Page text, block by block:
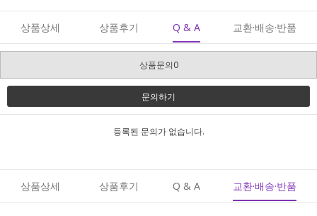
상품상세 상품후기 Q & A 교환·배송·반품
상품문의0
문의하기
등록된 문의가 없습니다.
상품상세 상품후기 Q & A 교환·배송·반품